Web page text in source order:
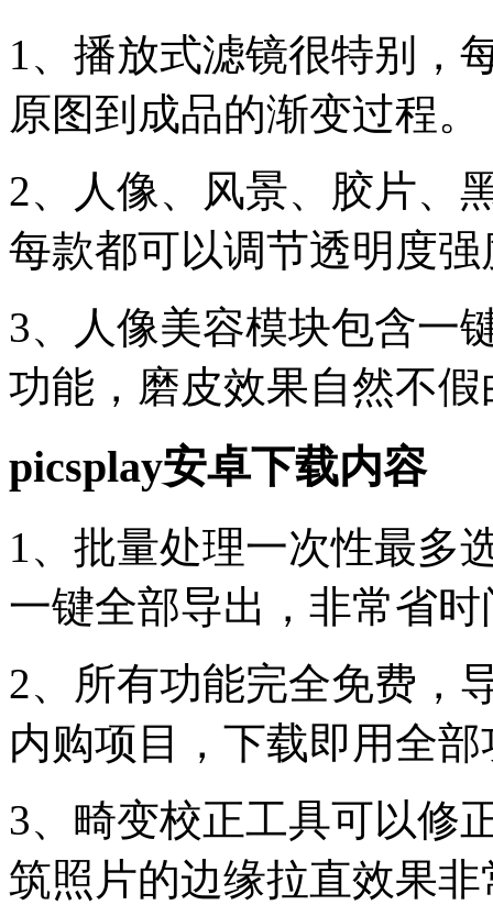
1、播放式滤镜很特别，
原图到成品的渐变过程。
2、人像、风景、胶片、
每款都可以调节透明度强
3、人像美容模块包含一
功能，磨皮效果自然不假
picsplay安卓下载内容
1、批量处理一次性最多
一键全部导出，非常省时
2、所有功能完全免费，
内购项目，下载即用全
3、畸变校正工具可以修
筑照片的边缘拉直效果